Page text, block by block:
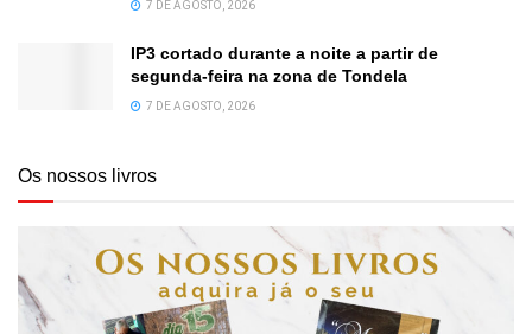
7 DE AGOSTO, 2026
IP3 cortado durante a noite a partir de
segunda-feira na zona de Tondela
7 DE AGOSTO, 2026
Os nossos livros